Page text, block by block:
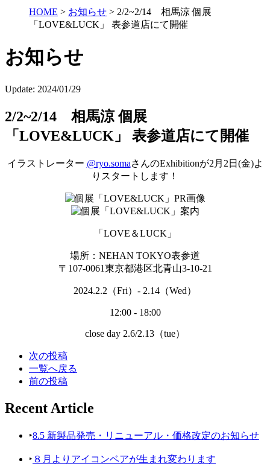
HOME > お知らせ > 2/2~2/14 相馬涼 個展
「LOVE&LUCK」 表参道店にて開催
お知らせ
Update: 2024/01/29
2/2~2/14 相馬涼 個展
「LOVE&LUCK」 表参道店にて開催
イラストレーター @ryo.somaさんのExhibitionが2月2日(金)よ
りスタートします！
「LOVE＆LUCK」
場所：NEHAN TOKYO表参道
〒107-0061東京都港区北青山3-10-21
2024.2.2（Fri）- 2.14（Wed）
12:00 - 18:00
close day 2.6/2.13（tue）
次の投稿
一覧へ戻る
前の投稿
Recent Article
‣8.5 新製品発売・リニューアル・価格改定のお知らせ
‣ ８月よりアイコンベアが生まれ変わります